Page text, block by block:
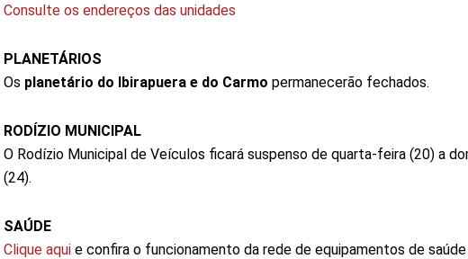
Consulte os endereços das unidades
PLANETÁRIOS
Os planetário do Ibirapuera e do Carmo permanecerão fechados.
RODÍZIO MUNICIPAL
O Rodízio Municipal de Veículos ficará suspenso de quarta-feira (20) a
(24).
SAÚDE
Clique aqui e confira o funcionamento da rede de equipamentos de